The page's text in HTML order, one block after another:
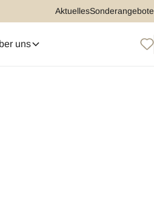
AktuellesSonderangebote
uns